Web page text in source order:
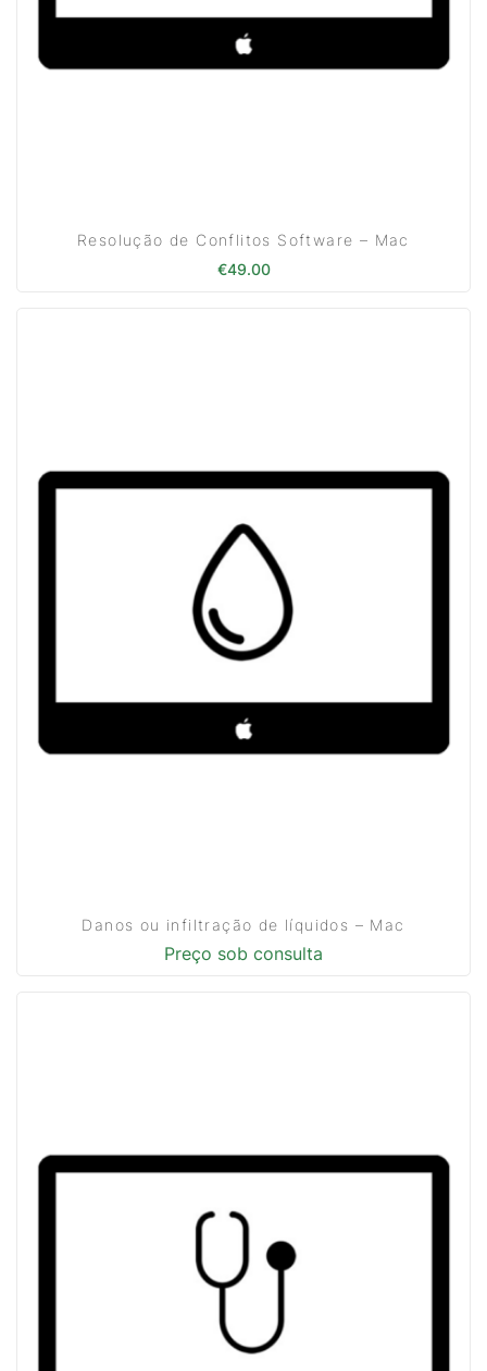
Resolução de Conflitos Software – Mac
€49.00
Danos ou infiltração de líquidos – Mac
Preço sob consulta